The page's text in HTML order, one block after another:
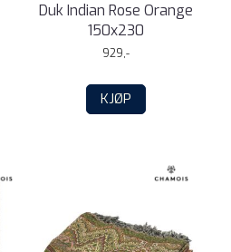
Duk Indian Rose Orange
150x230
929,-
KJØP